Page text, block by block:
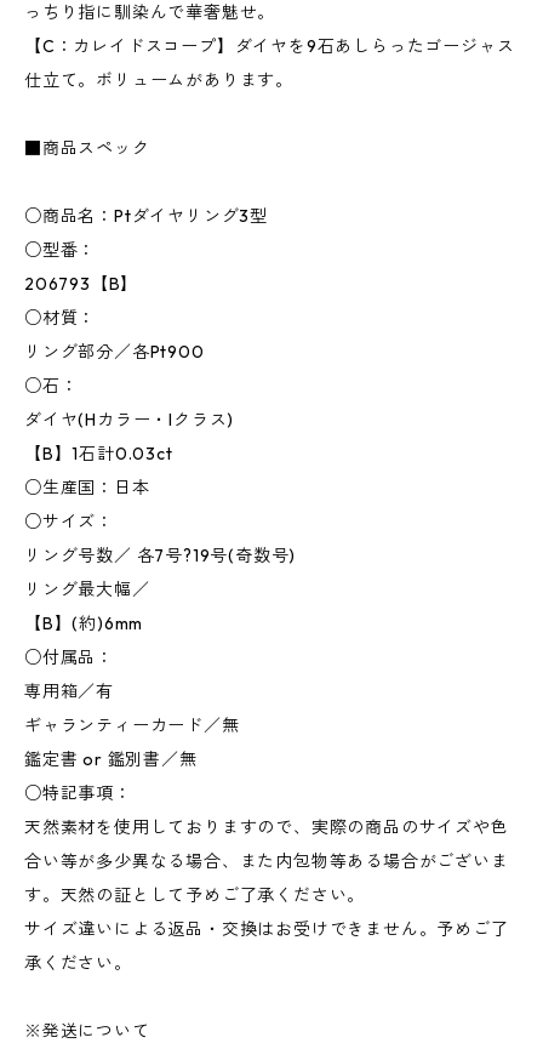
っちり指に馴染んで華奢魅せ。
【C：カレイドスコープ】ダイヤを9石あしらったゴージャス
仕立て。ボリュームがあります。
■商品スペック
○商品名：Ptダイヤリング3型
○型番：
206793【B】
○材質：
リング部分／各Pt900
○石：
ダイヤ(Hカラー・Iクラス)
【B】1石計0.03ct
○生産国：日本
○サイズ：
リング号数／ 各7号?19号(奇数号)
リング最大幅／
【B】(約)6mm
○付属品：
専用箱／有
ギャランティーカード／無
鑑定書 or 鑑別書／無
○特記事項：
天然素材を使用しておりますので、実際の商品のサイズや色
合い等が多少異なる場合、また内包物等ある場合がございま
す。天然の証として予めご了承ください。
サイズ違いによる返品・交換はお受けできません。予めご了
承ください。
※発送について